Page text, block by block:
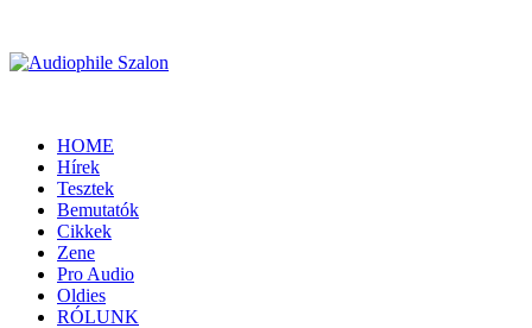
HOME
Hírek
Tesztek
Bemutatók
Cikkek
Zene
Pro Audio
Oldies
RÓLUNK